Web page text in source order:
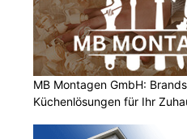
MB Montagen GmbH:
Küchenlösungen für Ihr